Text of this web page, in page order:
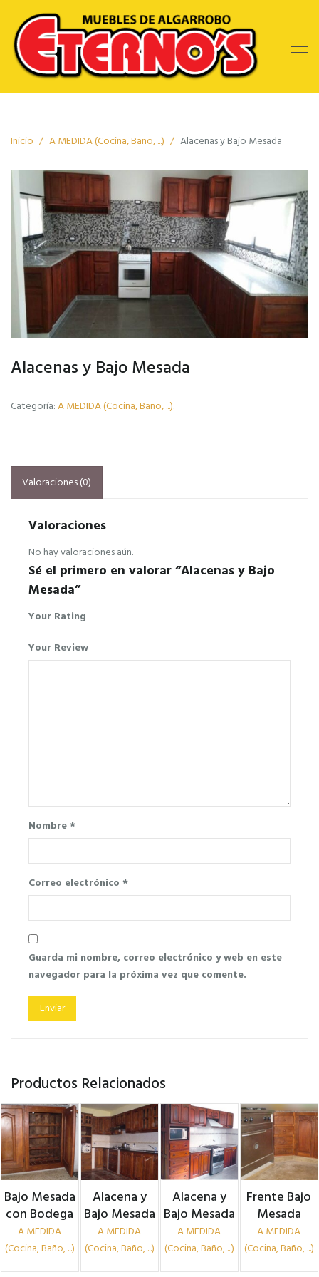
Inicio A MEDIDA (Cocina, Baño, ...) Alacenas y Bajo Mesada
Alacenas y Bajo Mesada
Categoría:A MEDIDA (Cocina, Baño, ...).
Valoraciones (0)
Valoraciones
No hay valoraciones aún.
Sé el primero en valorar “Alacenas y Bajo
Mesada”
Your Rating
Your Review
Nombre*
Correo electrónico *
Guarda mi nombre, correo electrónico y web en este
navegador para la próxima vez que comente.
Productos Relacionados
Bajo Mesada
con Bodega
A MEDIDA
(Cocina, Baño, ...)
Alacena y
Bajo Mesada
A MEDIDA
(Cocina, Baño, ...)
Alacena y
Bajo Mesada
A MEDIDA
(Cocina, Baño, ...)
Frente Bajo
Mesada
A MEDIDA
(Cocina, Baño, ...)